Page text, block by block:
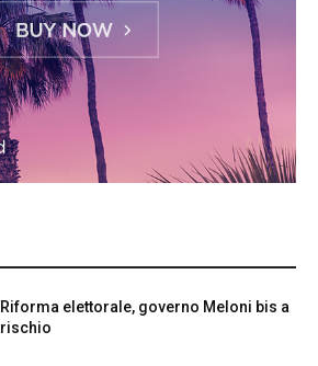
Riforma elettorale, governo Meloni bis a
rischio